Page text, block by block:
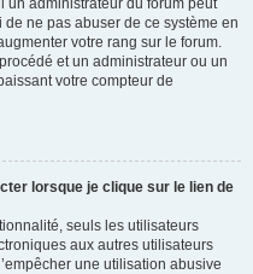
un administrateur du forum peut
ne pas abuser de ce système en
votre rang sur le forum.
et un administrateur ou un
votre compteur de
lorsque je clique sur le lien de
seuls les utilisateurs
aux autres utilisateurs
une utilisation abusive